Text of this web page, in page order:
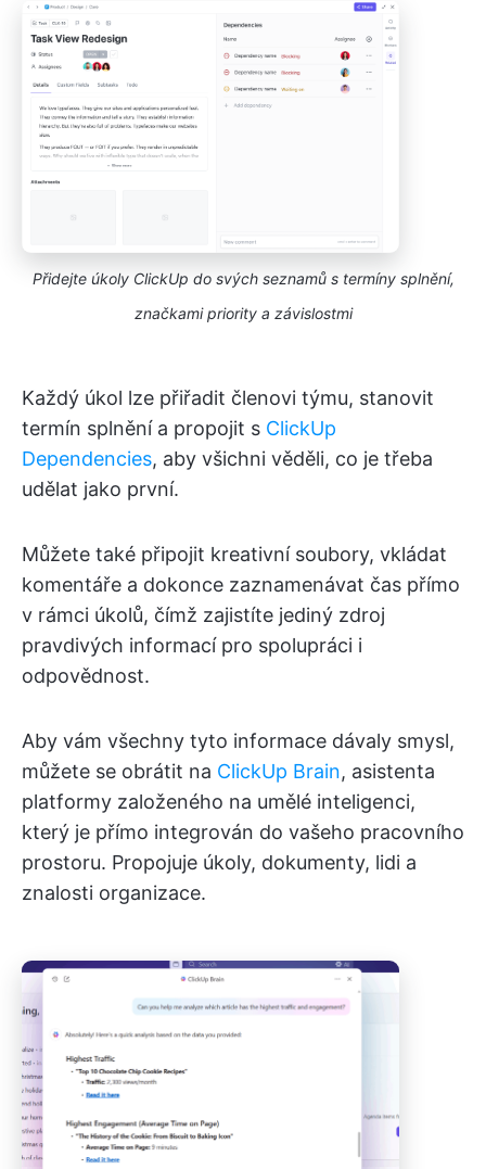
Přidejte úkoly ClickUp do svých seznamů s termíny splnění,
značkami priority a závislostmi
Každý úkol lze přiřadit členovi týmu, stanovit
termín splnění a propojit s ClickUp
Dependencies, aby všichni věděli, co je třeba
udělat jako první.
Můžete také připojit kreativní soubory, vkládat
komentáře a dokonce zaznamenávat čas přímo
v rámci úkolů, čímž zajistíte jediný zdroj
pravdivých informací pro spolupráci i
odpovědnost.
Aby vám všechny tyto informace dávaly smysl,
můžete se obrátit na ClickUp Brain, asistenta
platformy založeného na umělé inteligenci,
který je přímo integrován do vašeho pracovního
prostoru. Propojuje úkoly, dokumenty, lidi a
znalosti organizace.